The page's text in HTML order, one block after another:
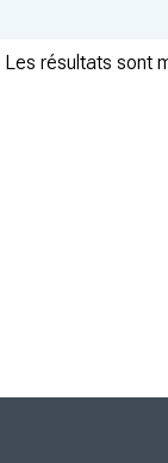
Les résultats sont